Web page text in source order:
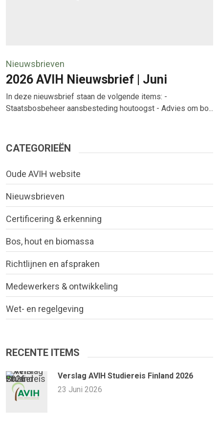
Nieuwsbrieven
2026 AVIH Nieuwsbrief | Juni
In deze nieuwsbrief staan de volgende items: -
Staatsbosbeheer aansbesteding houtoogst - Advies om bo...
CATEGORIEËN
Oude AVIH website
Nieuwsbrieven
Certificering & erkenning
Bos, hout en biomassa
Richtlijnen en afspraken
Medewerkers & ontwikkeling
Wet- en regelgeving
RECENTE ITEMS
Verslag AVIH Studiereis Finland 2026
23 Juni 2026